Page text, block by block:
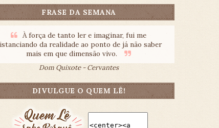
FRASE DA SEMANA
À força de tanto ler e imaginar, fui me
da realidade ao ponto de já não saber
mais em que dimensão vivo.
Dom Quixote - Cervantes
DIVULGUE O QUEM LÊ!